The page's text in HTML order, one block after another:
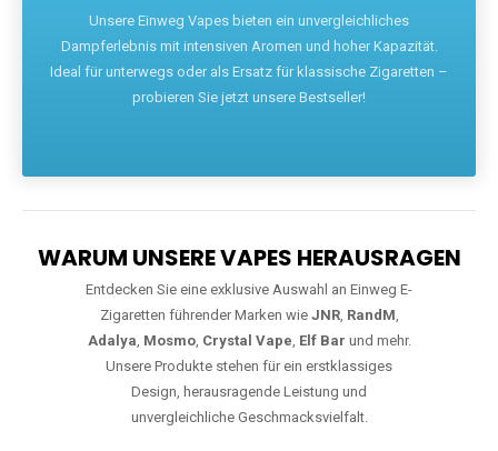
Unsere Einweg Vapes bieten ein unvergleichliches
Dampferlebnis mit intensiven Aromen und hoher Kapazität.
Ideal für unterwegs oder als Ersatz für klassische Zigaretten –
probieren Sie jetzt unsere Bestseller!
WARUM UNSERE VAPES HERAUSRAGEN
Entdecken Sie eine exklusive Auswahl an Einweg E-
Zigaretten führender Marken wie JNR, RandM,
Adalya, Mosmo, Crystal Vape, Elf Bar und mehr.
Unsere Produkte stehen für ein erstklassiges
Design, herausragende Leistung und
unvergleichliche Geschmacksvielfalt.